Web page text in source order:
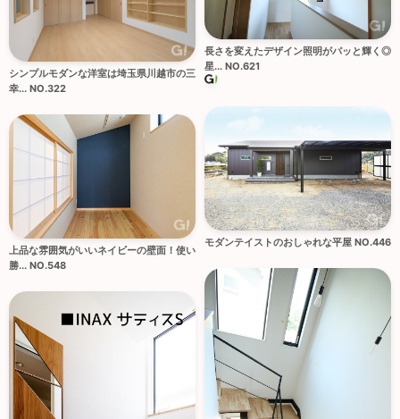
長さを変えたデザイン照明がパッと輝く◎
星... NO.621
シンプルモダンな洋室は埼玉県川越市の三
幸... NO.322
モダンテイストのおしゃれな平屋 NO.446
上品な雰囲気がいいネイビーの壁面！使い
勝... NO.548